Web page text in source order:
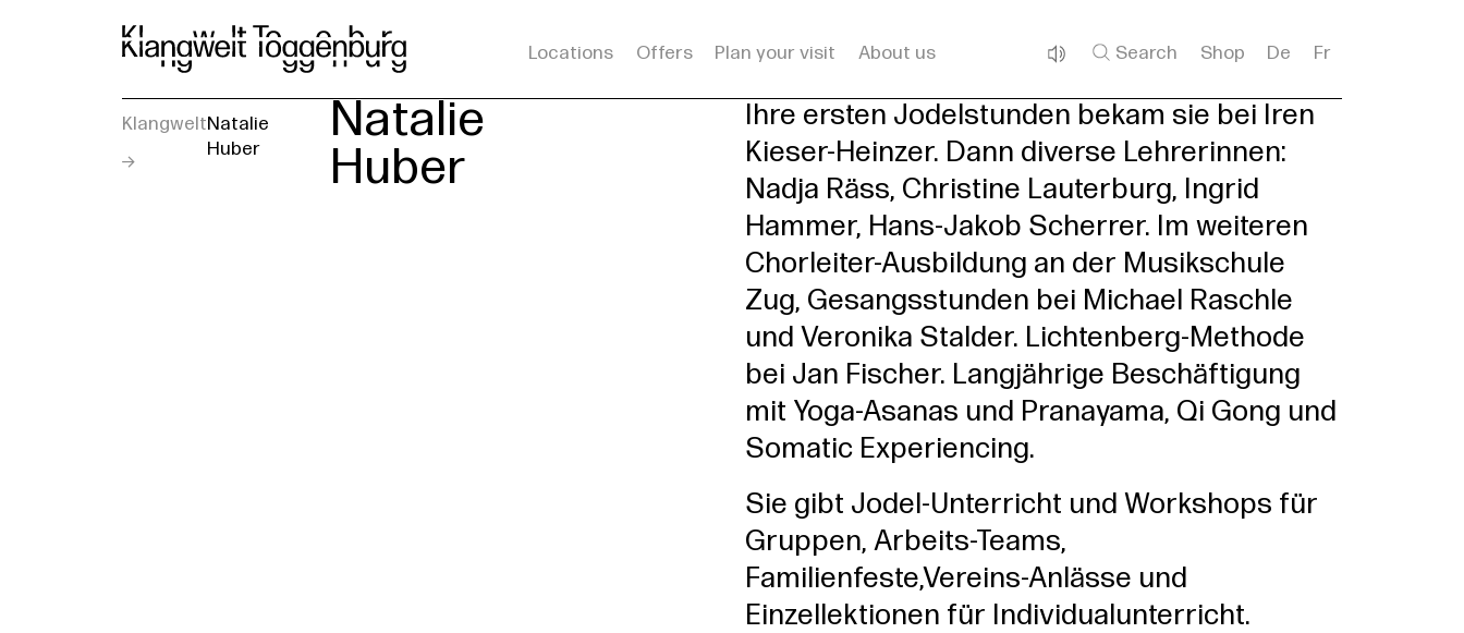
Locations Offers Plan your visit About us Search Shop De Fr
KlangweltNatalie
Huber
Natalie
Huber
Ihre ersten Jodelstunden bekam sie bei Iren
Kieser-Heinzer. Dann diverse Lehrerinnen:
Nadja Räss, Christine Lauterburg, Ingrid
Hammer, Hans-Jakob Scherrer. Im weiteren
Chorleiter-Ausbildung an der Musikschule
Zug, Gesangsstunden bei Michael Raschle
und Veronika Stalder. Lichtenberg-Methode
bei Jan Fischer. Langjährige Beschäftigung
mit Yoga-Asanas und Pranayama, Qi Gong und
Somatic Experiencing.
Sie gibt Jodel-Unterricht und Workshops für
Gruppen, Arbeits-Teams,
Familienfeste,Vereins-Anlässe und
Einzellektionen für Individualunterricht.